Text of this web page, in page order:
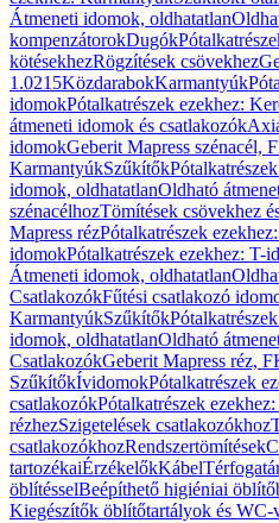
Átmeneti idomok, oldhatatlan
kompenzátorokDugók
kötésekhezRögzítések csövekhez
1.0215KözdarabokKarmantyúk
idomokPótalkatrészek ezekhez:
átmeneti idomok és csatlakozók
idomokGeberit Mapress szénacél,
KarmantyúkSzűkítők
idomok, oldhatatlanOldható
szénacélhozTömítések csövekhez
Mapress rézPótalkatrészek
idomokPótalkatrészek ezekhez: T-
Átmeneti idomok, oldhatatlan
CsatlakozókFűtési csatlakozó
KarmantyúkSzűkítők
idomok, oldhatatlanOldható
CsatlakozókGeberit Mapress réz,
SzűkítőkÍvidomokPótalkatrészek
csatlakozókPótalkatrészek
rézhezSzigetelések csatlakozókhoz
csatlakozókhozRendszertömítések
tartozékaiÉrzékelőkKábel
öblítésselBeépíthető higiéniai
Kiegészítők öblítőtartályok és WC-